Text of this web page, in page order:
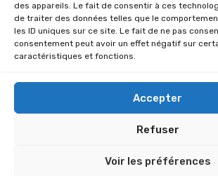
des appareils. Le fait de consentir à ces
de traiter des données telles que le
les ID uniques sur ce site. Le fait de ne pas
consentement peut avoir un effet négatif sur
caractéristiques et fonctions.
Accepter
Refuser
Voir les préférences
Acceptation RGPD
*
J'accepte la politique de
site Home & Déco
Plan du site RGPD Politique